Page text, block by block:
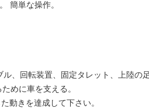
簡単な操作。
、回転装置、固定タレット、上陸の
めに車を支える。
動きを達成して下さい。